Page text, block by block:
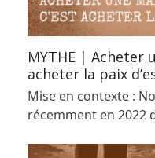
MYTHE | Acheter
acheter la paix
Mise en contexte :
récemment en 2022